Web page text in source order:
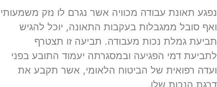
נפגע תאונת עבודה מכוויה אשר נגרם לו נזק משמעותי
ואף סובל ממגבלות בעקבות התאונה, יוכל להגיש
תביעת גמלת נכות מעבודה. תביעה זו תצטרף
לתביעת דמי הפגיעה ובמסגרתה יעמוד התובע בפני
ועדה רפואית של הביטוח הלאומי, אשר תקבע את
דרגת הנכות שלו.